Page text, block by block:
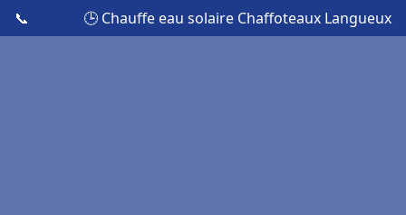
📞 🕒 Chauffe eau solaire Chaffoteaux Langueux